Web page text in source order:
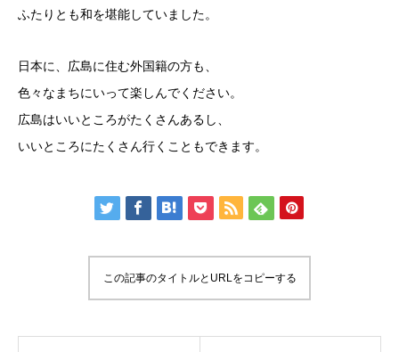
ふたりとも和を堪能していました。
日本に、広島に住む外国籍の方も、
色々なまちにいって楽しんでください。
広島はいいところがたくさんあるし、
いいところにたくさん行くこともできます。
この記事のタイトルとURLをコピーする